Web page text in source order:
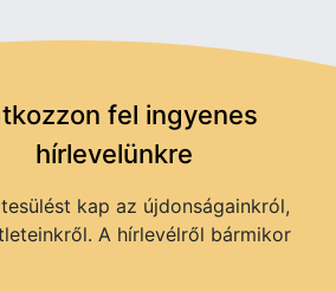
fel ingyenes
hírlevelünkre
kap az újdonságainkról,
A hírlevélről bármikor